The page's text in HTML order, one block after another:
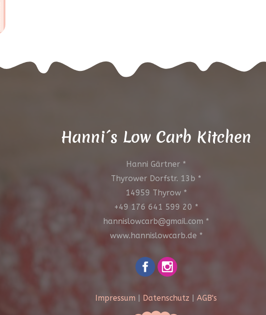
Hanni´s Low Carb Kitchen
Hanni Gärtner *
Thyrower Dorfstr. 13b *
14959 Thyrow *
+49 176 641 599 20 *
hannislowcarb@gmail.com *
www.hannislowcarb.de *
Impressum Datenschutz AGB's